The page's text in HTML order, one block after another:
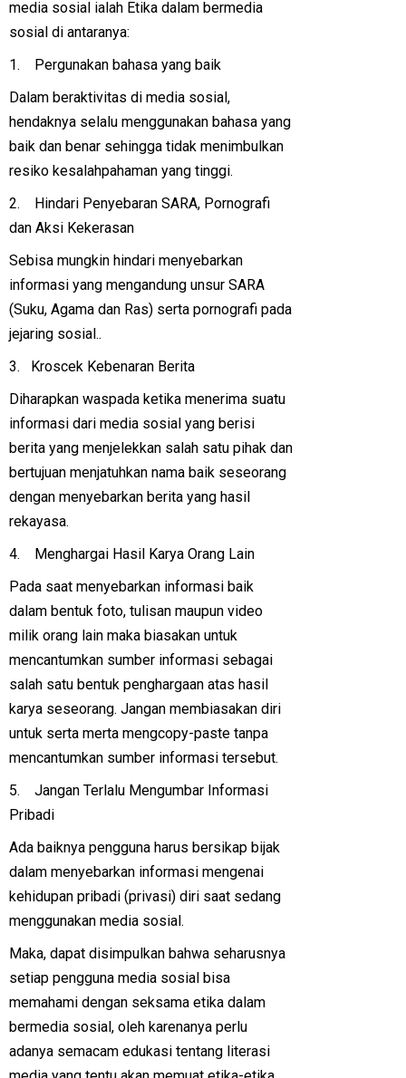
media sosial ialah Etika dalam bermedia
sosial di antaranya:
1. Pergunakan bahasa yang baik
Dalam beraktivitas di media sosial,
hendaknya selalu menggunakan bahasa yang
baik dan benar sehingga tidak menimbulkan
resiko kesalahpahaman yang tinggi.
2. Hindari Penyebaran SARA, Pornografi
dan Aksi Kekerasan
Sebisa mungkin hindari menyebarkan
informasi yang mengandung unsur SARA
(Suku, Agama dan Ras) serta pornografi pada
jejaring sosial..
3. Kroscek Kebenaran Berita
Diharapkan waspada ketika menerima suatu
informasi dari media sosial yang berisi
berita yang menjelekkan salah satu pihak dan
bertujuan menjatuhkan nama baik seseorang
dengan menyebarkan berita yang hasil
rekayasa.
4. Menghargai Hasil Karya Orang Lain
Pada saat menyebarkan informasi baik
dalam bentuk foto, tulisan maupun video
milik orang lain maka biasakan untuk
mencantumkan sumber informasi sebagai
salah satu bentuk penghargaan atas hasil
karya seseorang. Jangan membiasakan diri
untuk serta merta mengcopy-paste tanpa
mencantumkan sumber informasi tersebut.
5. Jangan Terlalu Mengumbar Informasi
Pribadi
Ada baiknya pengguna harus bersikap bijak
dalam menyebarkan informasi mengenai
kehidupan pribadi (privasi) diri saat sedang
menggunakan media sosial.
Maka, dapat disimpulkan bahwa seharusnya
setiap pengguna media sosial bisa
memahami dengan seksama etika dalam
bermedia sosial, oleh karenanya perlu
adanya semacam edukasi tentang literasi